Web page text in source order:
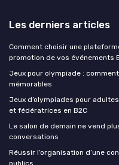
Les derniers articles
Comment choisir une
promotion de vos événements
Jeux pour olympiade :
mémorables
Jeux d’olympiades pour
et fédératrices en B2C
Le salon de demain ne vend
conversations
Réussir l’organisation d’une